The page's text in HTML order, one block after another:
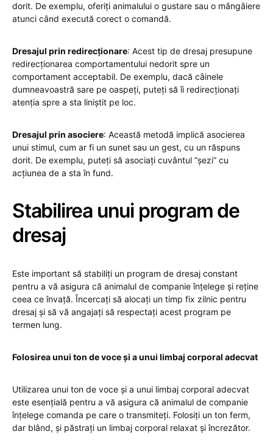
dorit. De exemplu, oferiți animalului o gustare sau o mângâiere
atunci când execută corect o comandă.
Dresajul prin redirecționare: Acest tip de dresaj presupune
redirecționarea comportamentului nedorit spre un
comportament acceptabil. De exemplu, dacă câinele
dumneavoastră sare pe oaspeți, puteți să îi redirecționați
atenția spre a sta liniștit pe loc.
Dresajul prin asociere: Această metodă implică asocierea
unui stimul, cum ar fi un sunet sau un gest, cu un răspuns
dorit. De exemplu, puteți să asociați cuvântul “șezi” cu
acțiunea de a sta în fund.
Stabilirea unui program de
dresaj
Este important să stabiliți un program de dresaj constant
pentru a vă asigura că animalul de companie înțelege și reține
ceea ce învață. Încercați să alocați un timp fix zilnic pentru
dresaj și să vă angajați să respectați acest program pe
termen lung.
Folosirea unui ton de voce și a unui limbaj corporal adecvat
Utilizarea unui ton de voce și a unui limbaj corporal adecvat
este esențială pentru a vă asigura că animalul de companie
înțelege comanda pe care o transmiteți. Folosiți un ton ferm,
dar blând, și păstrați un limbaj corporal relaxat și încrezător.